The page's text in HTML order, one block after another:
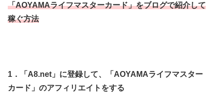
「AOYAMAライフマスターカード」をブログで紹介して
稼ぐ方法
1．「A8.net」に登録して、
「AOYAMAライフマスター
カード」 のアフィリエイトをする